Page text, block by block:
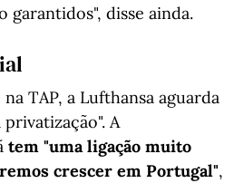
garantidos", disse ainda.
TAP, a Lufthansa aguarda
A
tem "uma ligação muito
crescer em Portugal",